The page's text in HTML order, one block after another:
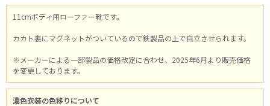
11cmボディ用ローファー靴です。
カカト裏にマグネットがついているので鉄製品の上で自立させられます。
※メーカーによる一部製品の価格改定に合わせ、2025年6月より販売価格
を変更しております。
濃色衣装の色移りについて